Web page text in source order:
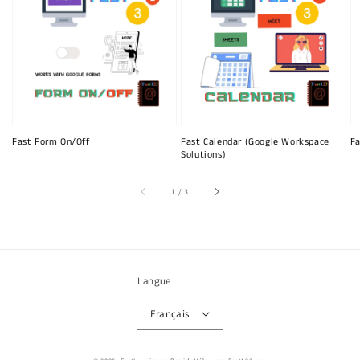
Fast Form On/Off
Fast Calendar (Google Workspace
Solutions)
1 /sur
3
Langue
Français